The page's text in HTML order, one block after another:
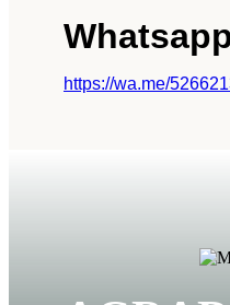
https://wa.me/